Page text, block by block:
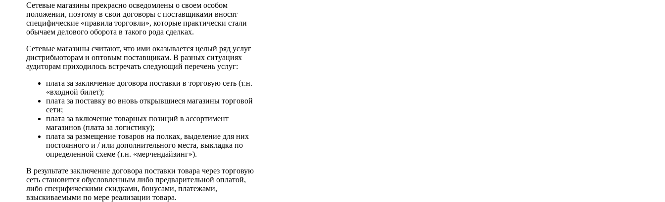
Сетевые магазины прекрасно осведомлены о своем особом
положении, поэтому в свои договоры с поставщиками вносят
специфические «правила торговли», которые практически стали
обычаем делового оборота в такого рода сделках.
Сетевые магазины считают, что ими оказывается целый ряд услуг
дистрибьюторам и оптовым поставщикам. В разных ситуациях
аудиторам приходилось встречать следующий перечень услуг:
плата за заключение договора поставки в торговую сеть (т.н.
«входной билет);
плата за поставку во вновь открывшиеся магазины торговой
сети;
плата за включение товарных позиций в ассортимент
магазинов (плата за логистику);
плата за размещение товаров на полках, выделение для них
постоянного и / или дополнительного места, выкладка по
определенной схеме (т.н. «мерчендайзинг»).
В результате заключение договора поставки товара через торговую
сеть становится обусловленным либо предварительной оплатой,
либо специфическими скидками, бонусами, платежами,
взыскиваемыми по мере реализации товара.